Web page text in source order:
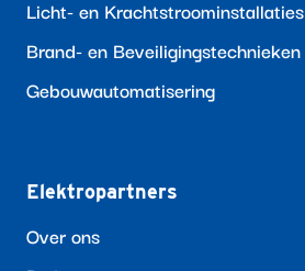
Licht- en Krachtstroominstallaties
Brand- en Beveiligingstechnieken
Gebouwautomatisering
Elektropartners
Over ons